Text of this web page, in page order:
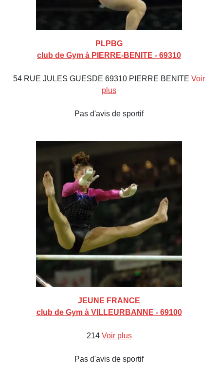
PLPBG
club de Gym à PIERRE-BENITE - 69310
54 RUE JULES GUESDE 69310 PIERRE BENITE Voir
plus
Pas d'avis de sportif
JEUNE FRANCE
club de Gym à VILLEURBANNE - 69100
214 Voir plus
Pas d'avis de sportif